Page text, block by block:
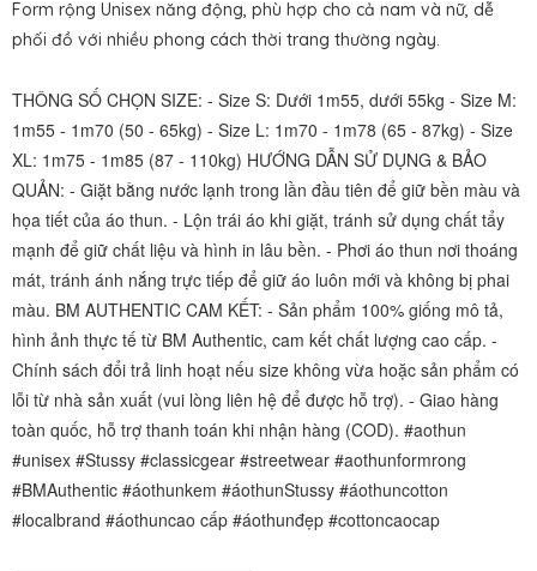
Form rộng Unisex năng động, phù hợp cho cả nam và nữ, dễ
phối đồ với nhiều phong cách thời trang thường ngày.
THÔNG SỐ CHỌN SIZE: - Size S: Dưới 1m55, dưới 55kg - Size M:
1m55 - 1m70 (50 - 65kg) - Size L: 1m70 - 1m78 (65 - 87kg) - Size
XL: 1m75 - 1m85 (87 - 110kg) HƯỚNG DẪN SỬ DỤNG & BẢO
QUẢN: - Giặt bằng nước lạnh trong lần đầu tiên để giữ bền màu và
họa tiết của áo thun. - Lộn trái áo khi giặt, tránh sử dụng chất tẩy
mạnh để giữ chất liệu và hình in lâu bền. - Phơi áo thun nơi thoáng
mát, tránh ánh nắng trực tiếp để giữ áo luôn mới và không bị phai
màu. BM AUTHENTIC CAM KẾT: - Sản phẩm 100% giống mô tả,
hình ảnh thực tế từ BM Authentic, cam kết chất lượng cao cấp. -
Chính sách đổi trả linh hoạt nếu size không vừa hoặc sản phẩm có
lỗi từ nhà sản xuất (vui lòng liên hệ để được hỗ trợ). - Giao hàng
toàn quốc, hỗ trợ thanh toán khi nhận hàng (COD). #aothun
#unisex #Stussy #classicgear #streetwear #aothunformrong
#BMAuthentic #áothunkem #áothunStussy #áothuncotton
#localbrand #áothuncao cấp #áothunđẹp #cottoncaocap